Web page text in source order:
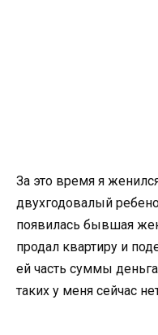
За это время я
двухгодовалый
появилась бывшая
продал квартиру и
ей часть суммы
таких у меня сейчас